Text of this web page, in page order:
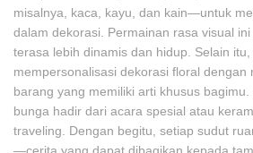
misalnya, kaca, kayu, dan kain—untuk
dalam dekorasi. Permainan rasa visual
terasa lebih dinamis dan hidup. Selain
mempersonalisasi dekorasi floral dengan
barang yang memiliki arti khusus
bunga hadir dari acara spesial atau
traveling. Dengan begitu, setiap sudut